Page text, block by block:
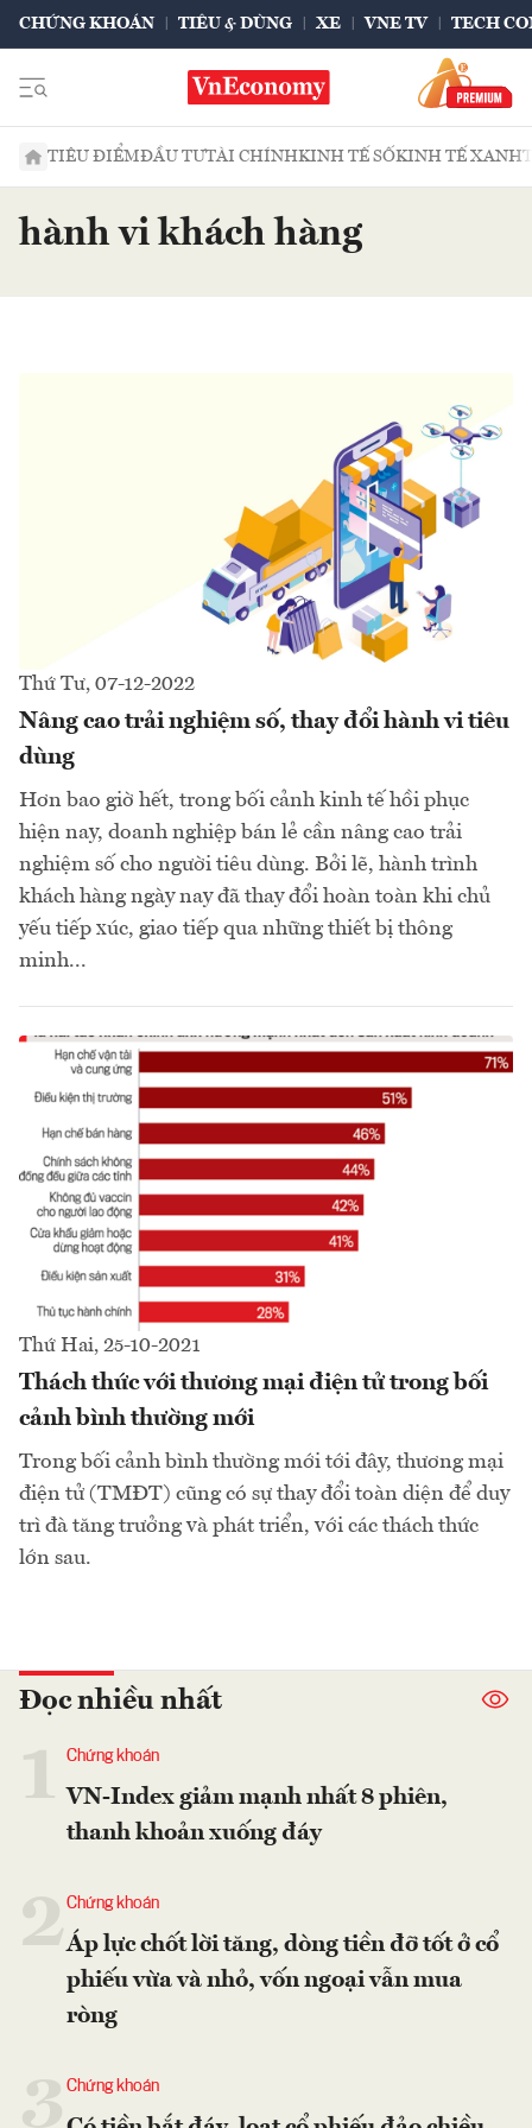
CHỨNG KHOÁN TIÊU & DÙNG XE VNE TV TECH
TIÊU ĐIỂMĐẦU TƯTÀI CHÍNHKINH TẾ SỐKINH TẾ XANH
hành vi khách hàng
Thứ Tư, 07-12-2022
Nâng cao trải nghiệm số, thay đổi hành vi tiêu
dùng
Hơn bao giờ hết, trong bối cảnh kinh tế hồi phục
hiện nay, doanh nghiệp bán lẻ cần nâng cao trải
nghiệm số cho người tiêu dùng. Bởi lẽ, hành trình
khách hàng ngày nay đã thay đổi hoàn toàn khi chủ
yếu tiếp xúc, giao tiếp qua những thiết bị thông
minh...
Thứ Hai, 25-10-2021
Thách thức với thương mại điện tử trong bối
cảnh bình thường mới
Trong bối cảnh bình thường mới tới đây, thương mại
điện tử (TMĐT) cũng có sự thay đổi toàn diện để duy
trì đà tăng trưởng và phát triển, với các thách thức
lớn sau.
Đọc nhiều nhất
Chứng khoán
VN-Index giảm mạnh nhất 8 phiên,
thanh khoản xuống đáy
2Chứng khoán
Áp lực chốt lời tăng, dòng tiền đỡ tốt ở cổ
phiếu vừa và nhỏ, vốn ngoại vẫn mua
ròng
Chứng khoán